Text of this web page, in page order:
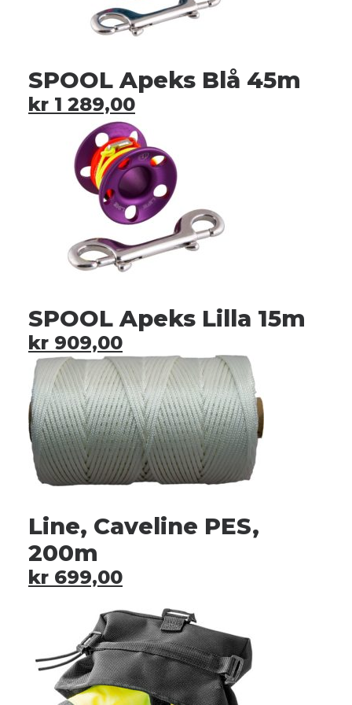
SPOOL Apeks Blå 45m
kr 1 289,00
SPOOL Apeks Lilla 15m
kr 909,00
Line, Caveline PES,
200m
kr 699,00